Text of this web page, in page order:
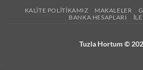
KALITE POLITIKAMIZ MAKALELER
BANKA HESAPLARI
Tuzla Hortum ©